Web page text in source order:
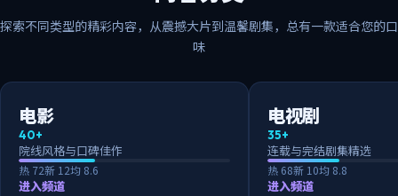
探索不同类型的精彩内容，从震撼大片到温馨剧集，总有一款适合您的口
味
电影
40+
院线风格与口碑佳作
热 72新 12均 8.6
进入频道
电视剧
35+
连载与完结剧集精选
热 68新 10均 8.8
进入频道